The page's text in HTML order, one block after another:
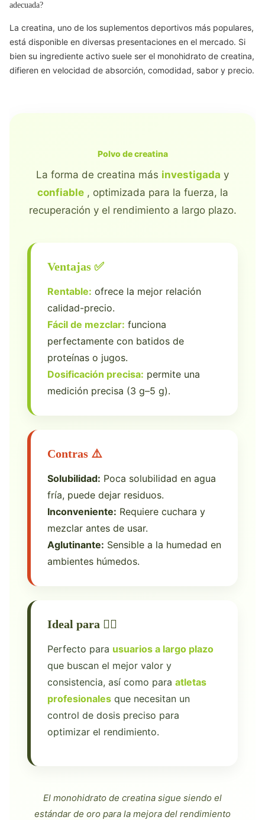
adecuada?
La creatina, uno de los suplementos deportivos más populares,
está disponible en diversas presentaciones en el mercado. Si
bien su ingrediente activo suele ser el monohidrato de creatina,
difieren en velocidad de absorción, comodidad, sabor y precio.
Polvo de creatina
La forma de creatina más investigada y
confiable, optimizada para la fuerza, la
recuperación y el rendimiento a largo plazo.
Ventajas ✅
Rentable: ofrece la mejor relación
calidad-precio.
Fácil de mezclar: funciona
perfectamente con batidos de
proteínas o jugos.
Dosificación precisa: permite una
medición precisa (3 g–5 g).
Contras ⚠️
Solubilidad: Poca solubilidad en agua
fría, puede dejar residuos.
Inconveniente: Requiere cuchara y
mezclar antes de usar.
Aglutinante: Sensible a la humedad en
ambientes húmedos.
Ideal para 🏋️‍♂️
Perfecto para usuarios a largo plazo
que buscan el mejor valor y
consistencia, así como para atletas
profesionales que necesitan un
control de dosis preciso para
optimizar el rendimiento.
El monohidrato de creatina sigue siendo el
estándar de oro para la mejora del rendimiento